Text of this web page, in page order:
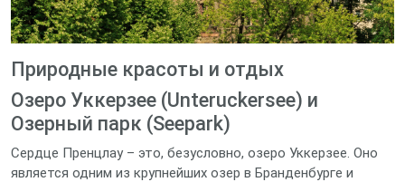
Природные красоты и отдых
Озеро Уккерзее (Unteruckersee) и
Озерный парк (Seepark)
Сердце Пренцлау – это, безусловно, озеро Уккерзее. Оно
является одним из крупнейших озер в Бранденбурге и